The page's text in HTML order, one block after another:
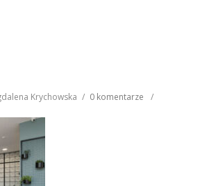
Krychowska / 0 komentarze /